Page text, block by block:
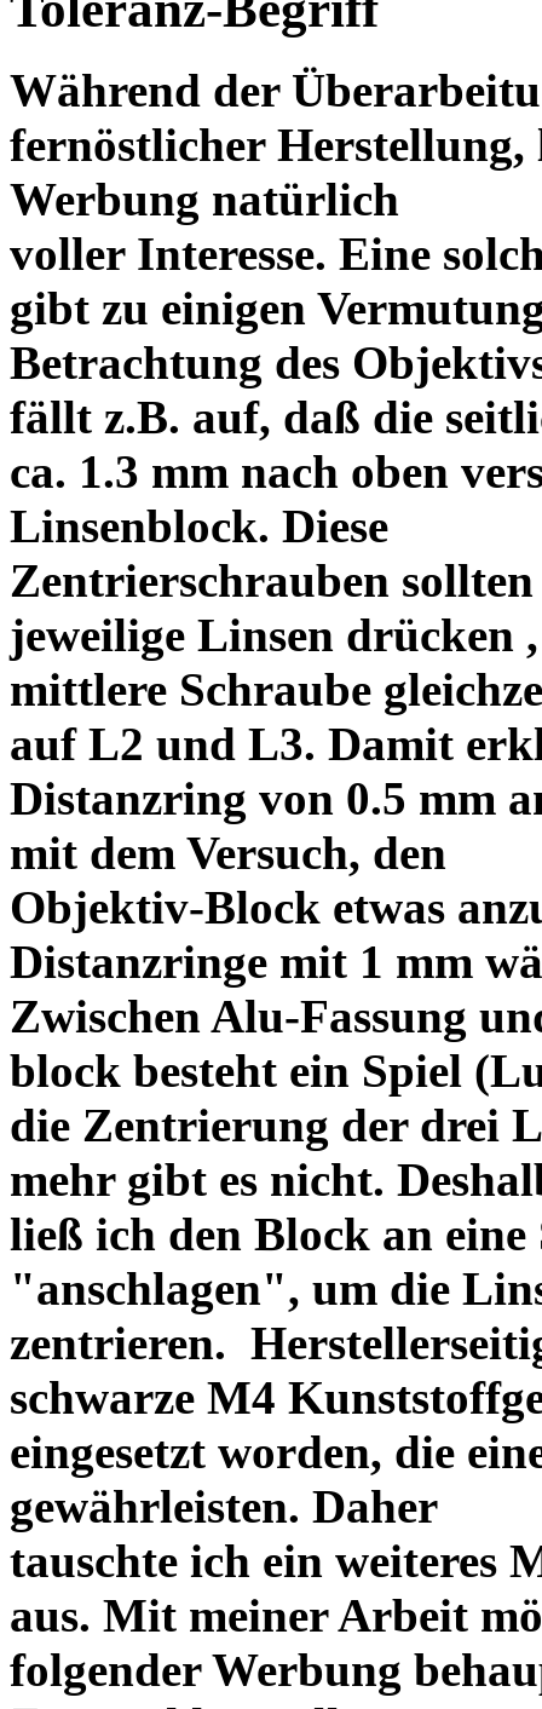
Während der
fernöstlicher Herstellung,
Werbung natürlich
voller Interesse. Eine
gibt zu einigen
Betrachtung des
fällt z.B. auf, daß die
ca. 1.3 mm nach oben
Linsenblock. Diese
Zentrierschrauben
jeweilige Linsen drücken
mittlere Schraube
auf L2 und L3. Damit
Distanzring von 0.5 mm
mit dem Versuch, den
Objektiv-Block etwas
Distanzringe mit 1 mm
Zwischen Alu-Fassung
block besteht ein Spiel
die Zentrierung der drei
mehr gibt es nicht.
ließ ich den Block an eine
"anschlagen", um die
zentrieren.
schwarze M4
eingesetzt worden, die
gewährleisten. Daher
tauschte ich ein weiteres
aus. Mit meiner Arbeit
folgender Werbung